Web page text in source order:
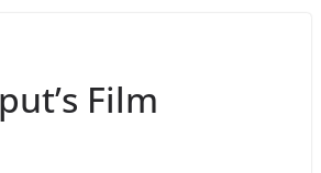
Film